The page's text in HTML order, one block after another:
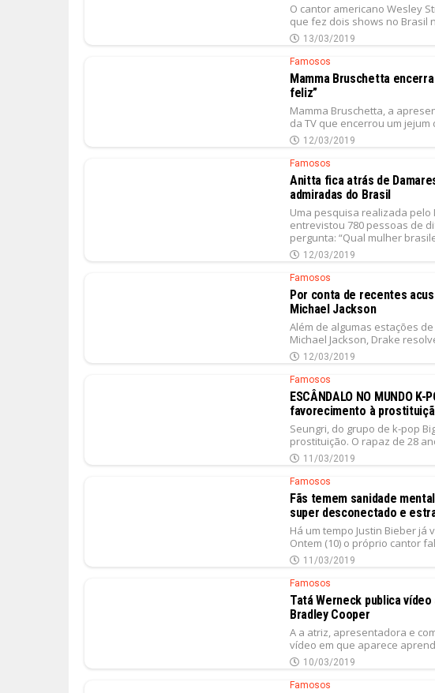
O cantor americano Wesley
que fez dois shows no Brasil
13/03/2019
Famosos
Mamma Bruschetta
feliz”
Mamma Bruschetta, a
da TV que encerrou um
12/03/2019
Famosos
Anitta fica atrás de
admiradas do Brasil
Uma pesquisa realizada pelo
entrevistou 780 pessoas de
pergunta: “Qual mulher
12/03/2019
Famosos
Por conta de recentes
Michael Jackson
Além de algumas estações
Michael Jackson, Drake
12/03/2019
Famosos
ESCÂNDALO NO MUNDO
favorecimento à
Seungri, do grupo de k-pop
prostituição. O rapaz de 28
11/03/2019
Famosos
Fãs temem sanidade
super desconectado e
Há um tempo Justin Bieber
Ontem (10) o próprio cantor
11/03/2019
Famosos
Tatá Werneck publica
Bradley Cooper
A a atriz, apresentadora e
vídeo em que aparece
10/03/2019
Famosos